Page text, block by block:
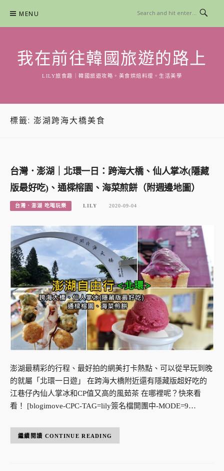
content
MENU
我在前往韓國旅遊的路上
LILY旅食趣｜韓國旅遊攻略。美食烘焙料理。生活美學
標籤: 澎湖跨海大橋美食
台灣．澎湖｜北環一日：跨海大橋、仙人掌冰(隱藏
版最好吃)、通樑榕園、海菜煎餅（附週邊地圖）
台灣．澎湖 吃喝玩樂 LILY 2020-09-04
澎湖最精彩的行程、最好拍的網美打卡熱點、可以從早玩到晚
的就屬「北環一日遊」 在跨海大橋附近還有隱藏版超好吃的
江巷仔內仙人掌冰和CP值又高的風茹茶 在哪裡呢？快來看
看！ [blogimove-CPC-TAG=lily簽名檔開團中-MODE=9…
CONTINUE READING